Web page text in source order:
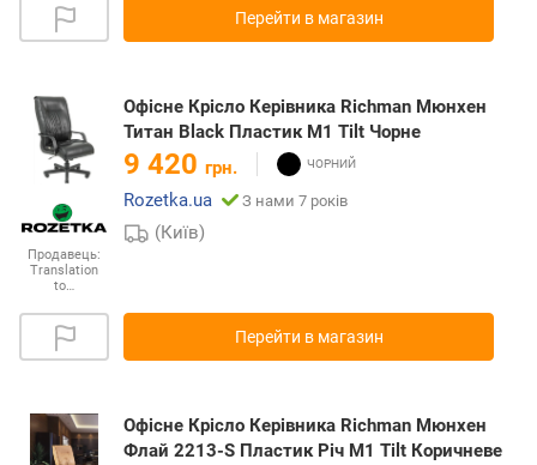
Перейти в магазин
Продавець:
Translation
to…
Офісне Крісло Керівника Richman Мюнхен
Титан Black Пластик М1 Tilt Чорне
9 420 грн.
Rozetka.ua
З нами 7 років
(Київ)
Перейти в магазин
Офісне Крісло Керівника Richman Мюнхен
Флай 2213-S Пластик Річ М1 Tilt Коричневе